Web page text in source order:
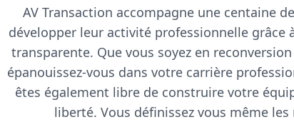
AV Transaction accompagne une centaine
développer leur activité professionnelle grâce
transparente. Que vous soyez en
épanouissez-vous dans votre carrière
êtes également libre de construire votre
liberté. Vous définissez vous même